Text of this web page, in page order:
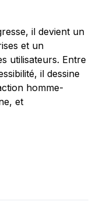
il devient un
et un
utilisateurs. Entre
il dessine
homme-
et